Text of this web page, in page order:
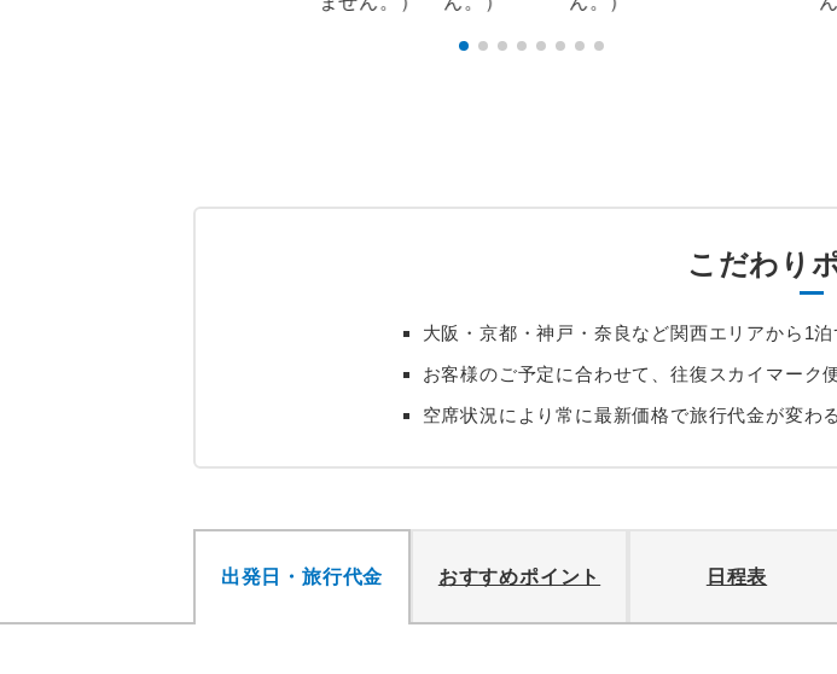
こだわり
大阪・京都・神戸・奈良など関西エリアから1
お客様のご予定に合わせて、往復スカイマーク
空席状況により常に最新価格で旅行代金が変わ
出発日・旅行代金 おすすめポイント 日程表